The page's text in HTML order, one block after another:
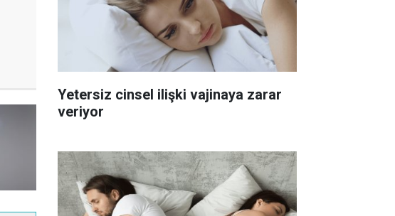
Yetersiz cinsel ilişki vajinaya zarar
veriyor